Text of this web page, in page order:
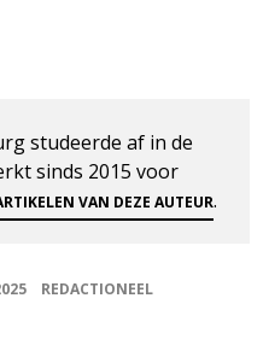
studeerde af in de
sinds 2015 voor
VAN DEZE AUTEUR.
REDACTIONEEL